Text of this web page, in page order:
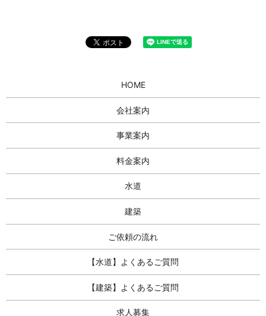
HOME
会社案内
事業案内
料金案内
水道
建築
ご依頼の流れ
【水道】よくあるご質問
【建築】よくあるご質問
求人募集